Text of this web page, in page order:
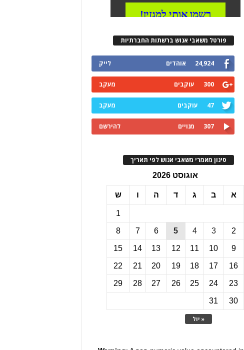
פורטל משאבי אנוש ברשתות החברתיות
24,924 אוהדים לייק
300 עוקבים מעקב
47 עוקבים מעקב
307 מנויים להירשם
סינון מאמרי משאבי אנוש לפי תאריך
אוגוסט 2026
א ב ג ד ה ו ש
« יול
1
2
3
4
5
6
7
8
9
10
11
12
13
14
15
16
17
18
19
20
21
22
23
24
25
26
27
28
29
30
31